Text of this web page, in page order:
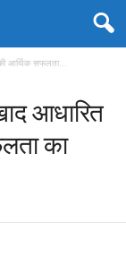
आर्थिक सफलता...
आधारित
का